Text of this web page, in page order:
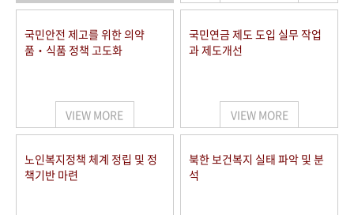
국민안전 제고를 위한 의약
품‧식품 정책 고도화
VIEW MORE
국민연금 제도 도입 실무 작업
과 제도개선
VIEW MORE
노인복지정책 체계 정립 및 정
책기반 마련
북한 보건복지 실태 파악 및 분
석